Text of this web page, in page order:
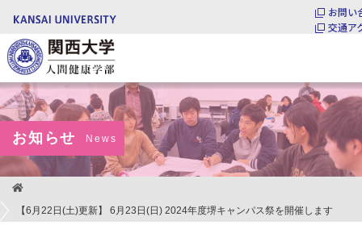
お問い
交通ア
お知らせ News
【6月22日(土)更新】 6月23日(日) 2024年度堺キャンパス祭を開催します